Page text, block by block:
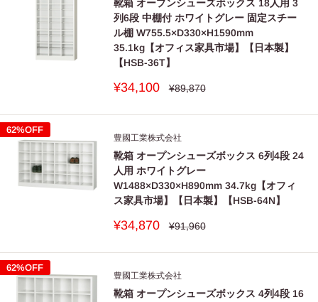
本体が壊れたり、可動部が故障したり、部材が落下したり
してケガをすることがあります。
ボルトやネジのゆるみを発見された際は締め直してくださ
天板（天板の外縁部）に耐荷重以上のものを乗せないでく
天板のたわみによって落下することがあります。
■
子鍵を本体の中に入れて扉を閉めないでください。
また、スペアキーは施錠後の紛失に備えて別のところに保
管してください。
錠のかかり部が破損することがあります。
■
危険物（壊れ物、薬品、生き物など）は収納しないでくだ
さい。
人体や衣服などを傷つける可能性があります。
靴箱 オープンシューズボックス 18人用 3
列6段 中棚付 ホワイトグレー 固定スチー
ル棚 W755.5×D330×H1590mm
35.1kg【オフィス家具市場】【日本製】
【HSB-36T】
販
価
¥34,100
通
格
¥89,870
62%OFF
豊國工業株式会社
靴箱 オープンシューズボックス 6列4段 24
人用 ホワイトグレー
W1488×D330×H890mm 34.7kg【オフィ
ス家具市場】【日本製】【HSB-64N】
販
価
¥34,870
通
格
¥91,960
62%OFF
豊國工業株式会社
靴箱 オープンシューズボックス 4列4段 16